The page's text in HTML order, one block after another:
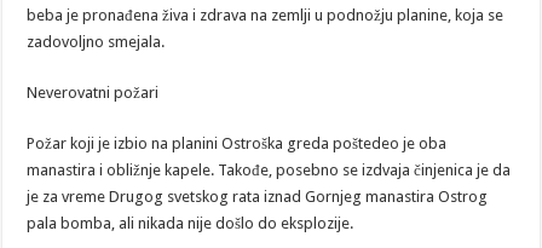
beba je pronađena živa i zdrava na zemlji u podnožju planine, koja se
zadovoljno smejala.
Neverovatni požari
Požar koji je izbio na planini Ostroška greda poštedeo je oba
manastira i obližnje kapele. Takođe, posebno se izdvaja činjenica je da
je za vreme Drugog svetskog rata iznad Gornjeg manastira Ostrog
pala bomba, ali nikada nije došlo do eksplozije.